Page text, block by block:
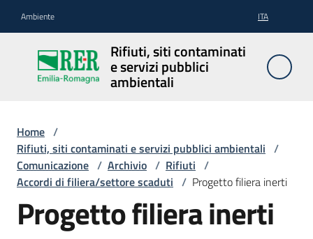
Ambiente ITA
Rifiuti, siti contaminati
e servizi pubblici
ambientali
Rifiuti, siti
contaminati
e servizi
Rifiuti
Home /
Rifiuti, siti contaminati e servizi pubblici ambientali /
Comunicazione / Archivio / Rifiuti /
Accordi di filiera/settore scaduti / Progetto filiera inerti
Progetto filiera inerti